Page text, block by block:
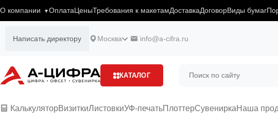
О компании ОплатаЦеныТребования к макетамДоставкаДоговорВиды бумаг
Написать директору Москва info@a-cifra.ru
КАТАЛОГ
КалькуляторВизиткиЛистовкиУФ-печатьПлоттерСувениркаНаша